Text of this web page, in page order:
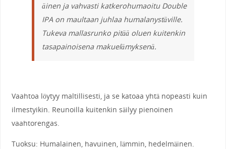
äinen ja vahvasti katkerohumaoitu Double
IPA on maultaan juhlaa humalanystäville.
Tukeva mallasrunko pitää oluen kuitenkin
tasapainoisena makuelämyksenä.
Vaahtoa löytyy maltillisesti, ja se katoaa yhtä nopeasti kuin
ilmestyikin. Reunoilla kuitenkin säilyy pienoinen
vaahtorengas.
Tuoksu: Humalainen, havuinen, lämmin, hedelmäinen.